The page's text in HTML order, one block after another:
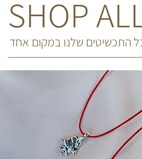
SHOP
התכשיטים שלנו במקום אחד